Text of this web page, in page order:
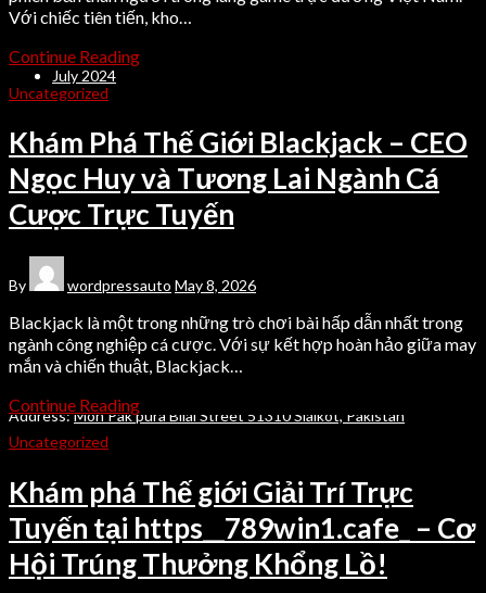
Với chiếc tiên tiến, kho…
Continue Reading
Uncategorized
Khám Phá Thế Giới Blackjack – CEO
Ngọc Huy và Tương Lai Ngành Cá
Cược Trực Tuyến
By wordpressauto May 8, 2026
Blackjack là một trong những trò chơi bài hấp dẫn nhất trong
ngành công nghiệp cá cược. Với sự kết hợp hoàn hảo giữa may
mắn và chiến thuật, Blackjack…
Continue Reading
Uncategorized
Khám phá Thế giới Giải Trí Trực
Tuyến tại https__789win1.cafe_ – Cơ
Hội Trúng Thưởng Khổng Lồ!
October 2024
August 2024
July 2024
June 2024
April 2020
March 2020
February 2020
Categories
Uncategorized
Address:Moh Pak pura Bilal Street 51310 Sialkot, Pakistan
Phone:0092334-8297848
Phone:
0092-306-6131207
E-mail:info@alidinind.comE-mail:muhammadali18dec@gmail.com
QUICK LINKS